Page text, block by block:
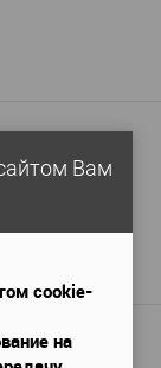
мм
Вам
cookie-
на